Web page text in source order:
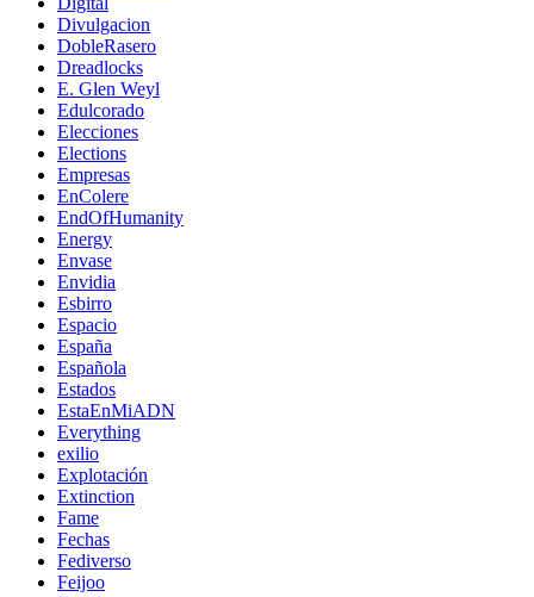
Divulgacion
DobleRasero
Dreadlocks
E. Glen Weyl
Edulcorado
Elecciones
Elections
Empresas
EnColere
EndOfHumanity
Energy
Envase
Envidia
Esbirro
Espacio
España
Española
Estados
EstaEnMiADN
Everything
exilio
Explotación
Extinction
Fame
Fechas
Fediverso
Feijoo